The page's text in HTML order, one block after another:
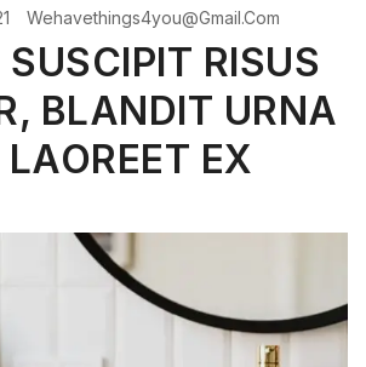
Wehavethings4you@gmail.com
SUSCIPIT RISUS
BLANDIT URNA
EX